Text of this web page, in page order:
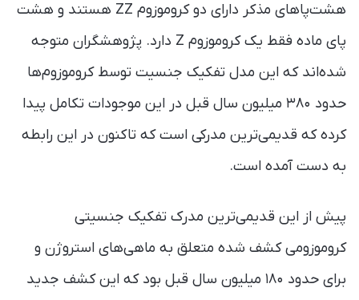
هشت‌پاهای مذکر دارای دو کروموزوم ZZ هستند و هشت
پای ماده فقط یک کروموزوم Z دارد. پژوهشگران متوجه
شده‌اند که این مدل تفکیک جنسیت توسط کروموزوم‌ها
حدود ۳۸۰ میلیون سال قبل در این موجودات تکامل پیدا
کرده که قدیمی‌ترین مدرکی است که تاکنون در این رابطه
به دست آمده است.
پیش از این قدیمی‌ترین مدرک تفکیک جنسیتی
کروموزومی کشف شده متعلق به ماهی‌های استروژن و
برای حدود ۱۸۰ میلیون سال قبل بود که این کشف جدید